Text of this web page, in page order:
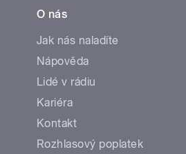
O nás
Jak nás naladíte
Nápověda
Lidé v rádiu
Kariéra
Kontakt
Rozhlasový poplatek